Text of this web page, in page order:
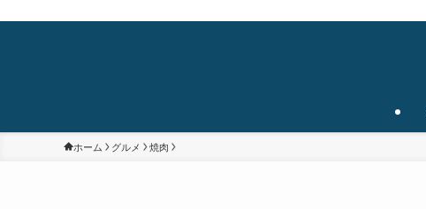
ホーム グルメ 焼肉